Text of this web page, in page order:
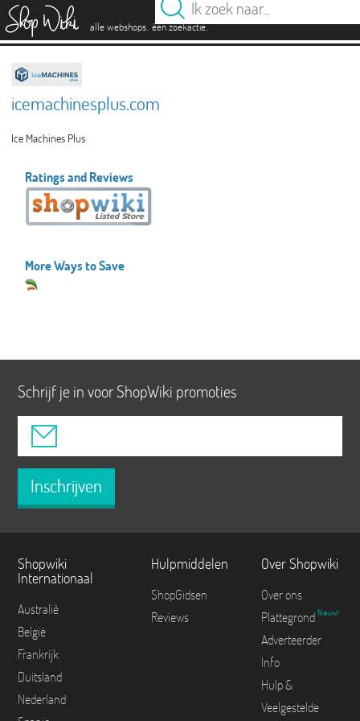
alle webshops. één zoekactie.
icemachinesplus.com
Ice Machines Plus
Ratings and Reviews
More Ways to Save
Schrijf je in voor ShopWiki promoties
Inschrijven
Shopwiki
Internationaal
Australië
België
Frankrijk
Duitsland
Nederland
Hulpmiddelen
ShopGidsen
Reviews
Over Shopwiki
Over ons
Plattegrond Nieuw!
Adverteerder
Info
Hulp &
Veelgestelde